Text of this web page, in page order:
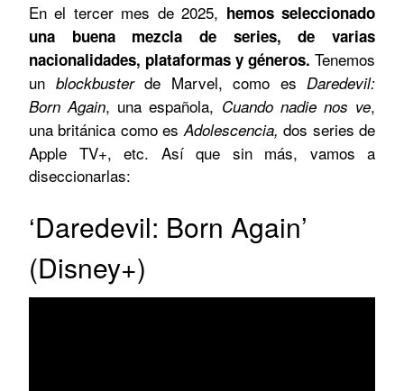
En el tercer mes de 2025, hemos seleccionado
una buena mezcla de series, de varias
nacionalidades, plataformas y géneros. Tenemos
un blockbuster de Marvel, como es Daredevil:
Born Again, una española, Cuando nadie nos ve,
una británica como esAdolescencia,dos series de
Apple TV+, etc. Así que sin más, vamos a
diseccionarlas:
‘Daredevil: Born Again’
(Disney+)